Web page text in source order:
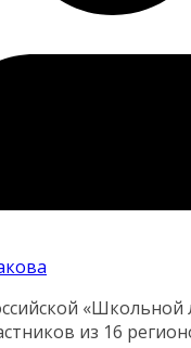
«Школьной
из 16